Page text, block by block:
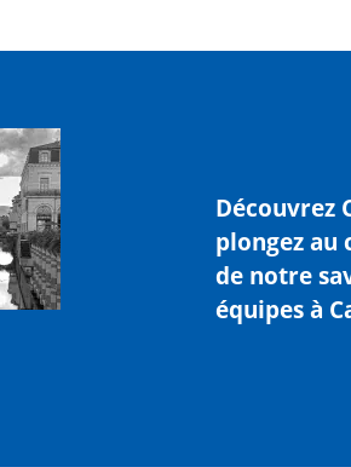
Découvrez
plongez
de notre
équipes à